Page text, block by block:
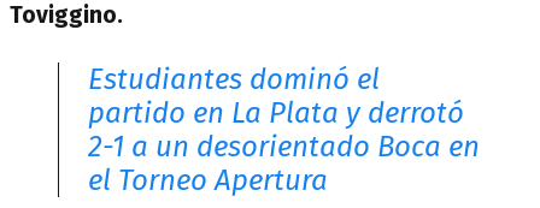
Toviggino.
Estudiantes dominó el
partido en La Plata y derrotó
2-1 a un desorientado Boca en
el Torneo Apertura